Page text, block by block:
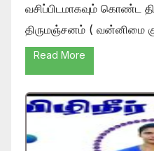
வசிப்பிடமாகவும் கொண்ட
திருமஞ்சனம் ( வன்னிமை
Read More